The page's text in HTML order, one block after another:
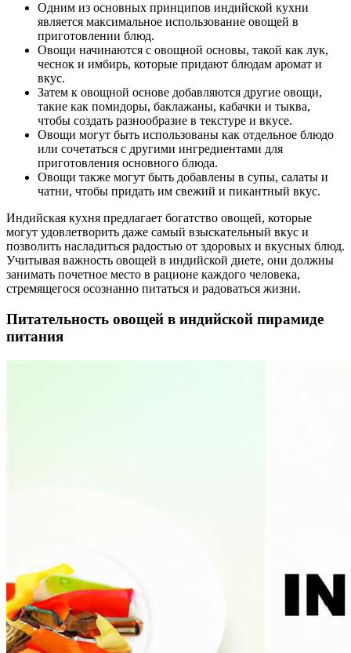
Одним из основных принципов индийской кухни
является максимальное использование овощей в
приготовлении блюд.
Овощи начинаются с овощной основы, такой как лук,
чеснок и имбирь, которые придают блюдам аромат и
вкус.
Затем к овощной основе добавляются другие овощи,
такие как помидоры, баклажаны, кабачки и тыква,
чтобы создать разнообразие в текстуре и вкусе.
Овощи могут быть использованы как отдельное блюдо
или сочетаться с другими ингредиентами для
приготовления основного блюда.
Овощи также могут быть добавлены в супы, салаты и
чатни, чтобы придать им свежий и пикантный вкус.
Индийская кухня предлагает богатство овощей, которые
могут удовлетворить даже самый взыскательный вкус и
позволить насладиться радостью от здоровых и вкусных блюд.
Учитывая важность овощей в индийской диете, они должны
занимать почетное место в рационе каждого человека,
стремящегося осознанно питаться и радоваться жизни.
Питательность овощей в индийской пирамиде
питания